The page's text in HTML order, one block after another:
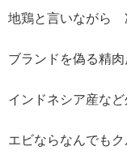
地鶏と言いながら
ブランドを偽る精肉
インドネシア産な
エビならなんでも